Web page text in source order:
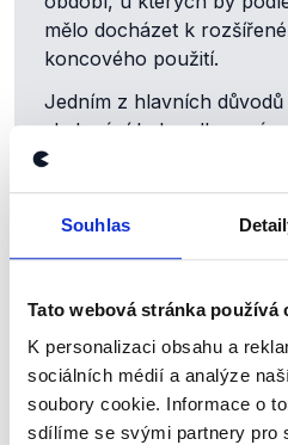
Souhlas
Tato webová stránka používá
K personalizaci obsahu a
sociálních médií a analýze
soubory cookie. Informace o
sdílíme se svými partnery pro
mělo docházet k
koncového použití.
Jedním z hlavních
sledování byl podle
osob, které monitoring
zároveň uvedl, že se
Podobně mluví také
(za 200 milionů dolarů),
zpráva neobsahuje
americké zbraně pro
mexických kartelů.